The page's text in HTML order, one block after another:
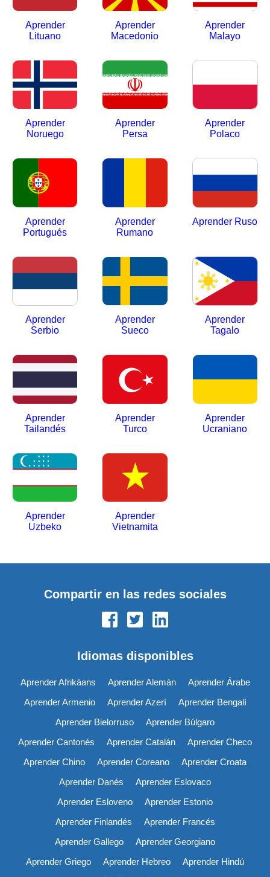
Aprender
Lituano
Aprender
Macedonio
Aprender
Malayo
Aprender
Noruego
Aprender
Persa
Aprender
Polaco
Aprender
Portugués
Aprender
Rumano
Aprender Ruso
Aprender
Serbio
Aprender
Sueco
Aprender
Tagalo
Aprender
Tailandés
Aprender
Turco
Aprender
Ucraniano
Aprender
Uzbeko
Aprender
Vietnamita
Compartir en las redes sociales
Idiomas disponibles
Aprender Afrikáans Aprender Alemán
Aprender Árabe
Aprender Armenio
Aprender Azerí
Aprender Bengalí
Aprender Bielorruso
Aprender Búlgaro
Aprender Cantonés
Aprender Catalán
Aprender Checo
Aprender Chino
Aprender Coreano
Aprender Croata
Aprender Danés
Aprender Eslovaco
Aprender Esloveno
Aprender Estonio
Aprender Finlandés
Aprender Francés
Aprender Gallego
Aprender Georgiano
Aprender Griego
Aprender Hebreo
Aprender Hindú